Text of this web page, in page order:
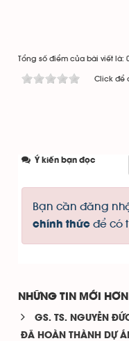
Tổng số điểm của bài viết là:
Click để
Ý kiến bạn đọc
Bạn cần đăng
chính thức để có
NHỮNG TIN MỚI HƠN
GS. TS. NGUYỄN
ĐÃ HOÀN THÀNH DỰ